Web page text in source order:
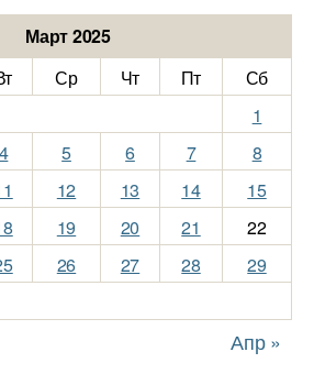
Март 2025
Ср Чт Пт
Сб
1
4 5 6 7
8
12 13 14
15
19 20 21
22
26 27 28
29
Апр »